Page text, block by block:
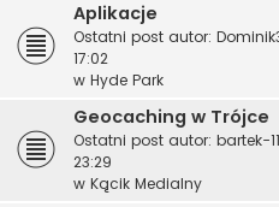
Aplikacje
Ostatni post autor:
17:02
w Hyde Park
Geocaching w Trójce
Ostatni post autor: bartek-
23:29
w Kącik Medialny